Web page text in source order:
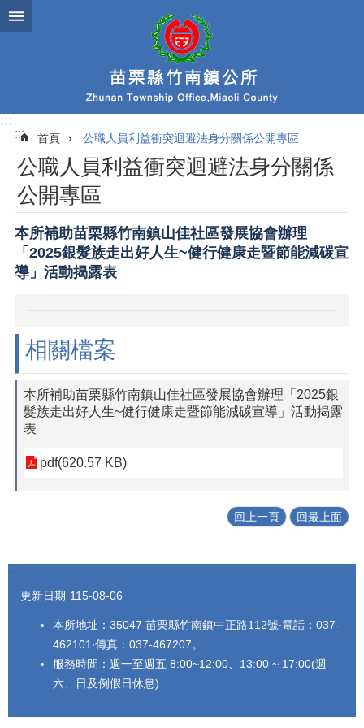
跳到主要內容區塊
:::
:::
首頁 公職人員利益衝突迴避法身分關係公開專區
公職人員利益衝突迴避法身分關係
公開專區
本所補助苗栗縣竹南鎮山佳社區發展協會辦理
「2025銀髮族走出好人生~健行健康走暨節能減碳宣
導」活動揭露表
相關檔案
本所補助苗栗縣竹南鎮山佳社區發展協會辦理「2025銀
髮族走出好人生~健行健康走暨節能減碳宣導」活動揭露
表
pdf(620.57 KB)
回上一頁 回最上面
:::
更新日期 115-08-06
本所地址：35047 苗栗縣竹南鎮中正路112號‧電話：037-
462101‧傳真：037-467207。
服務時間：週一至週五 8:00~12:00、13:00 ~ 17:00(週
六、日及例假日休息)